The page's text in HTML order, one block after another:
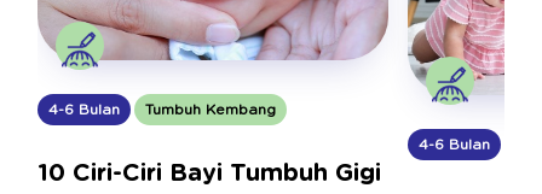
4-6 Bulan Tumbuh Kembang
10 Ciri-Ciri Bayi Tumbuh Gigi
4-6 Bulan